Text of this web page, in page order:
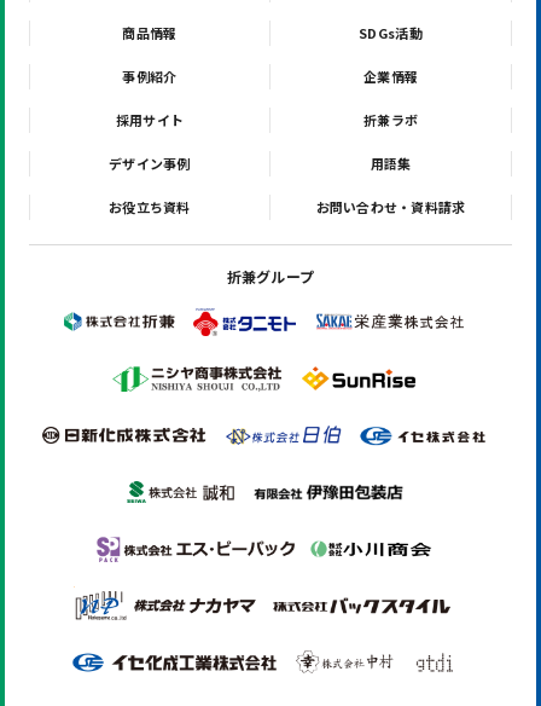
商品情報 SDGs活動
事例紹介 企業情報
採用サイト 折兼ラボ
デザイン事例 用語集
お役立ち資料 お問い合わせ・資料請求
折兼グループ